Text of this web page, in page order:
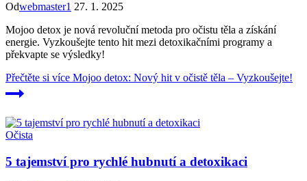
Odwebmaster1 27. 1. 2025
Mojoo detox je nová revoluční metoda pro očistu těla a získání
energie. Vyzkoušejte tento hit mezi detoxikačními programy a
překvapte se výsledky!
Přečtěte si více Mojoo detox: Nový hit v očistě těla – Vyzkoušejte!
Očista
5 tajemství pro rychlé hubnutí a detoxikaci